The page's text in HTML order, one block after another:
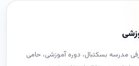
مدرسه بسکتبال، دوره آموزشی، حامی